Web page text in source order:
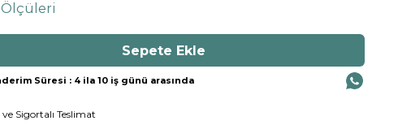
Süresi : 4 ila 10 iş günü arasında
Sigortalı Teslimat